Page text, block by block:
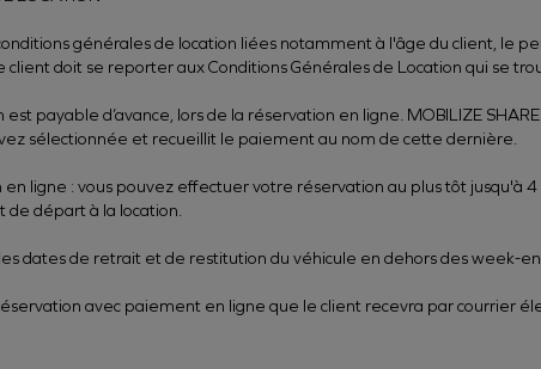
générales de location liées notamment à l'âge du client, le
client doit se reporter aux Conditions Générales de Location qui se
est payable d’avance, lors de la réservation en ligne. MOBILIZE
sélectionnée et recueillit le paiement au nom de cette dernière.
ligne : vous pouvez effectuer votre réservation au plus tôt jusqu'à 4
de départ à la location.
dates de retrait et de restitution du véhicule en dehors des week-
avec paiement en ligne que le client recevra par courrier